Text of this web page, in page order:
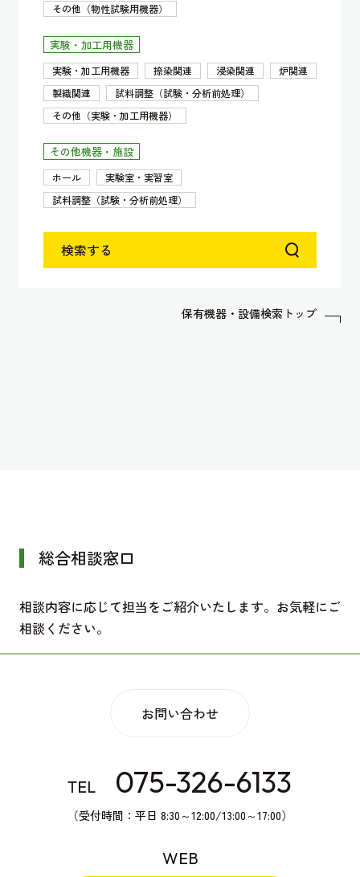
その他（物性試験用機器）
実験・加工用機器
実験・加工用機器 捺染関連 浸染関連
炉関連
製織関連
試料調整（試験・分析前処理）
その他（実験・加工用機器）
その他機器・施設
ホール
実験室・実習室
試料調整（試験・分析前処理）
検索する
保有機器・設備検索トップ
総合相談窓口
相談内容に応じて担当をご紹介いたします。お気軽にご
相談ください。
お問い合わせ
TEL 075-326-6133
（受付時間：平日 8:30～12:00/13:00～17:00）
WEB